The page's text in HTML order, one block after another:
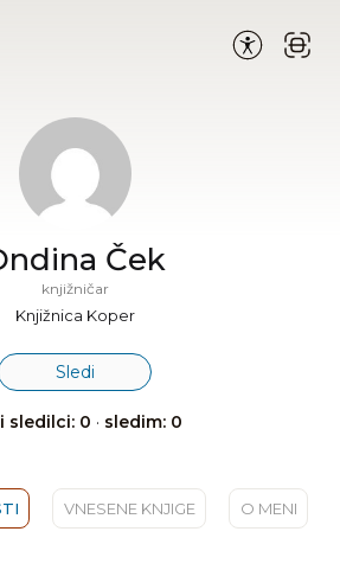
Ček
knjižničar
Knjižnica Koper
Sledi
sledilci: 0 · sledim: 0
VNESENE KNJIGE O MENI